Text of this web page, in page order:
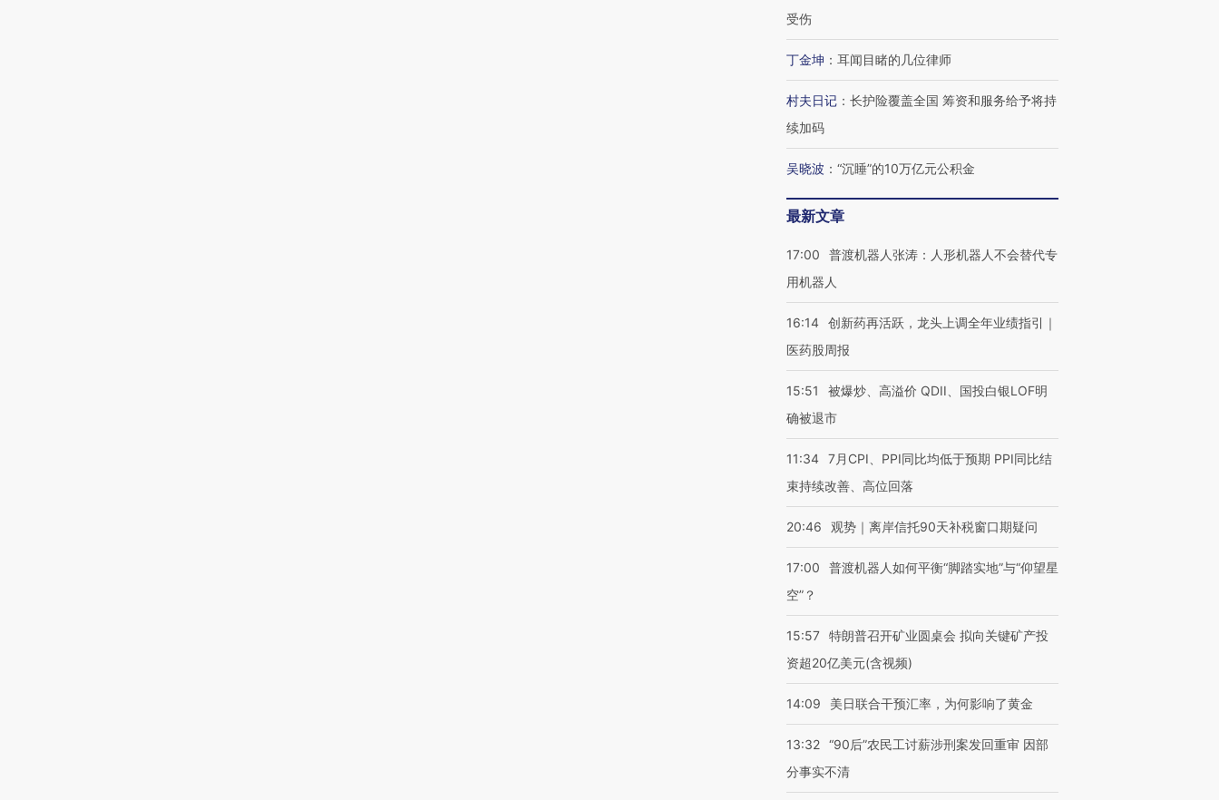
受伤
丁金坤 ： 耳闻目睹的几位律师
村夫日记 ： 长护险覆盖全国 筹资和服务给予将持
续加码
吴晓波 ： “沉睡”的10万亿元公积金
最新文章
17:00
普渡机器人张涛：人形机器人不会替代专
用机器人
16:14 创新药再活跃，龙头上调全年业绩指引｜
医药股周报
15:51
被爆炒、高溢价 QDII、国投白银LOF明
确被退市
11:34 7月CPI、PPI同比均低于预期 PPI同比结
束持续改善、高位回落
20:46 观势｜离岸信托90天补税窗口期疑问
17:00
普渡机器人如何平衡“脚踏实地”与“仰望星
空”？
15:57 特朗普召开矿业圆桌会 拟向关键矿产投
资超20亿美元(含视频)
14:09 美日联合干预汇率，为何影响了黄金
13:32 “90后”农民工讨薪涉刑案发回重审 因部
分事实不清